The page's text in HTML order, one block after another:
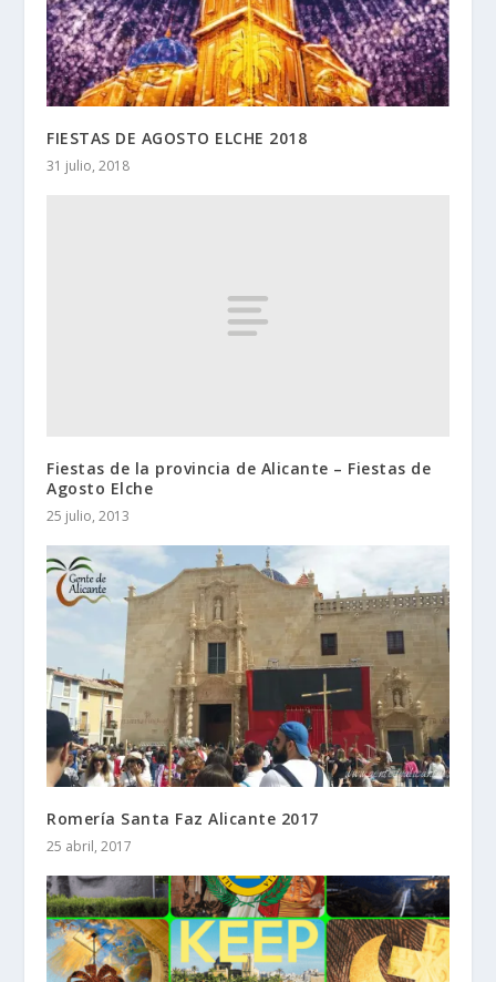
FIESTAS DE AGOSTO ELCHE 2018
31 julio, 2018
Fiestas de la provincia de Alicante – Fiestas de
Agosto Elche
25 julio, 2013
Romería Santa Faz Alicante 2017
25 abril, 2017